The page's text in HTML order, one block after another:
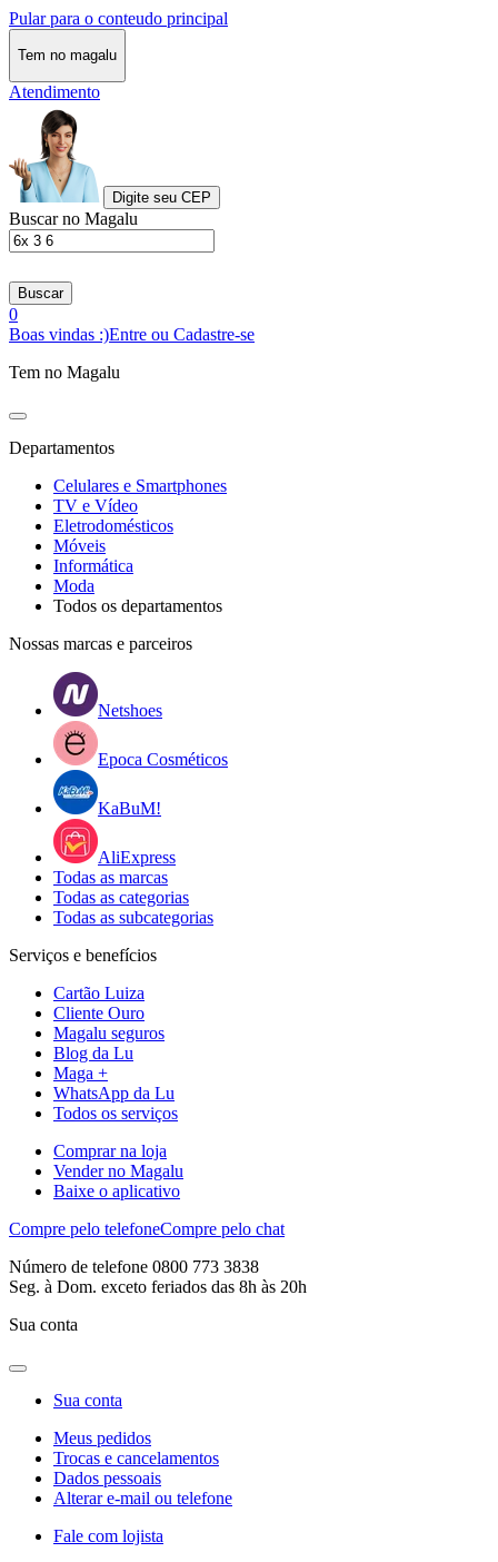
Pular para o conteudo principal
Tem no magalu
Atendimento
Digite seu CEP
Buscar no Magalu
Buscar
0
Boas vindas :)Entre ou Cadastre-se
Tem no Magalu
Departamentos
Celulares e Smartphones
TV e Vídeo
Eletrodomésticos
Móveis
Informática
Moda
Todos os departamentos
Nossas marcas e parceiros
Netshoes
Epoca Cosméticos
KaBuM!
AliExpress
Todas as marcas
Todas as categorias
Todas as subcategorias
Serviços e benefícios
Cartão Luiza
Cliente Ouro
Magalu seguros
Blog da Lu
Maga +
WhatsApp da Lu
Todos os serviços
Comprar na loja
Vender no Magalu
Baixe o aplicativo
Compre pelo telefoneCompre pelo chat
Número de telefone 0800 773 3838
Seg. à Dom. exceto feriados das 8h às 20h
Sua conta
Sua conta
Meus pedidos
Trocas e cancelamentos
Dados pessoais
Alterar e-mail ou telefone
Fale com lojista